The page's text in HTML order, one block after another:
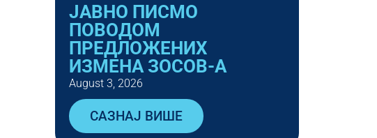
ЈАВНО ПИСМО
ПОВОДОМ
ПРЕДЛОЖЕНИХ
ИЗМЕНА ЗОСОВ-А
August 3, 2026
САЗНАЈ ВИШЕ